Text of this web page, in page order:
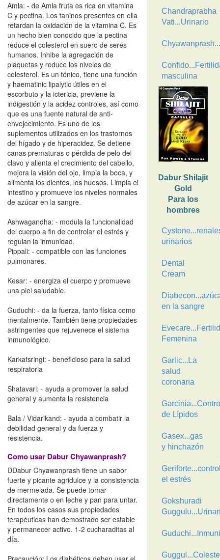
Amla: - de Amla fruta es rica en vitamina
C y pectina. Los taninos presentes en ella
retardan la oxidación de la vitamina C. Es
un hecho bien conocido que la pectina
reduce el colesterol en suero de seres
humanos. Inhibe la agregación de
plaquetas y reduce los niveles de
colesterol. Es un tónico, tiene una función
y haematinic lipalytic útiles en el
escorbuto y la ictericia, previene la
indigestión y la acidez controles, así como
que es una fuente natural de anti-
envejecimiento. Es uno de los
suplementos utilizados en los trastornos
del hígado y de hiperacidez. Se detiene
canas prematuras o pérdida de pelo del
clavo y alienta el crecimiento del cabello,
mejora la visión del ojo, limpia la boca, y
alimenta los dientes, los huesos. Limpia el
intestino y promueve los niveles normales
de azúcar en la sangre.
Ashwagandha: - modula la funcionalidad
del cuerpo a fin de controlar el estrés y
regulan la inmunidad.
Pippali: - compatible con las funciones
pulmonares.
Kesar: - energiza el cuerpo y promueve
una piel saludable.
Guduchi: - da la fuerza, tanto física como
mentalmente. También tiene propiedades
astringentes que rejuvenece el sistema
inmunológico.
Karkatsringi: - beneficioso para la salud
respiratoria
Shatavari: - ayuda a promover la salud
general y aumenta la resistencia
Bala / Vidarikand: - ayuda a combatir la
debilidad general y da fuerza y
resistencia.
Como usar Dabur Chyawanprash?
DDabur Chyawanprash tiene un sabor
fuerte y picante agridulce y la consistencia
de mermelada. Se puede tomar
directamente o en leche y pan para untar.
En todos los casos sus propiedades
terapéuticas han demostrado ser estable
y permanecer activo. 1-2 cucharaditas al
día.
Chandraprabha
Vati...Urinario
masculina
Dabur Shilajit
Gold
Para los
hombres
urinarios
Dental
Cream
en la sangre
Femenina
Garlic...La
salud
coronaria
de Lípidos
Gasex...gas
y hinchazón
el estrés
Gokshuradi